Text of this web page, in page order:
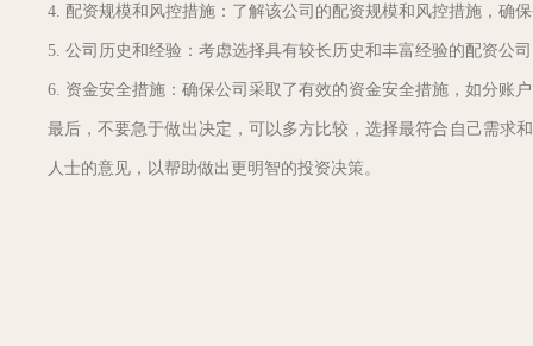
4. 配资规模和风控措施：了解该公司的配资规模和风控措施，确
5. 公司历史和经验：考虑选择具有较长历史和丰富经验的配资公
6. 资金安全措施：确保公司采取了有效的资金安全措施，如分账
最后，不要急于做出决定，可以多方比较，选择最符合自己需求
人士的意见，以帮助做出更明智的投资决策。